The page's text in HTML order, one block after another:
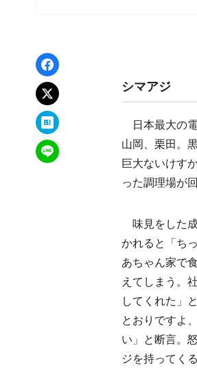
Facebookでシェア
xでポスト
はてなブックマーク
LINEで送る
シマアジ
日本最大の
山岡、栗田。
巨大ないけす
った調理場が
味見をした
かれると「ち
あちゃん家で
えてしまう。
してくれた」
とおりですよ
い」と断言。
ジを持ってく